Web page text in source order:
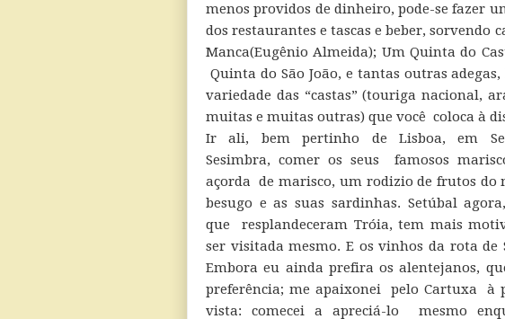
menos providos de dinheiro, pode-se fazer
dos restaurantes e tascas e beber, sorvendo
Manca(Eugênio Almeida); Um Quinta do
Quinta do São João, e tantas outras
variedade das “castas” (touriga nacional,
muitas e muitas outras) que você coloca à
Ir ali, bem pertinho de Lisboa, em
Sesimbra, comer os seus famosos
açorda de marisco, um rodizio de frutos do
besugo e as suas sardinhas. Setúbal
que resplandeceram Tróia, tem mais
ser visitada mesmo. E os vinhos da rota de
Embora eu ainda prefira os alentejanos,
preferência; me apaixonei pelo Cartuxa à
vista: comecei a apreciá-lo mesmo